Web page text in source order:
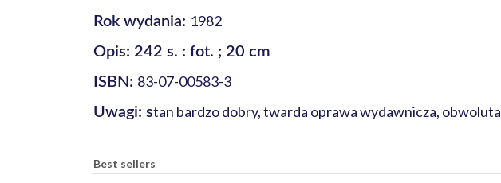
Rok wydania: 1982
Opis: 242 s. : fot. ; 20 cm
ISBN: 83-07-00583-3
Uwagi: stan bardzo dobry, twarda oprawa wydawnicza, obwoluta
Best sellers